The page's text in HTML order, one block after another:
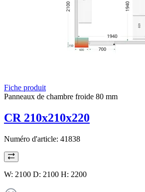
Fiche produit
Panneaux de chambre froide 80 mm
CR 210x210x220
Numéro d'article: 41838
W: 2100 D: 2100 H: 2200